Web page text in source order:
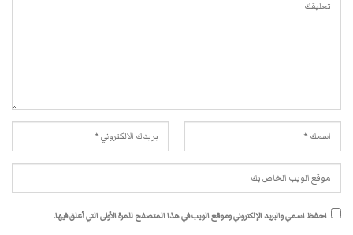
احفظ اسمي والبريد الإلكتروني وموقع الويب في هذا المتصفح للمرة الأولى التي أعلق فيها.